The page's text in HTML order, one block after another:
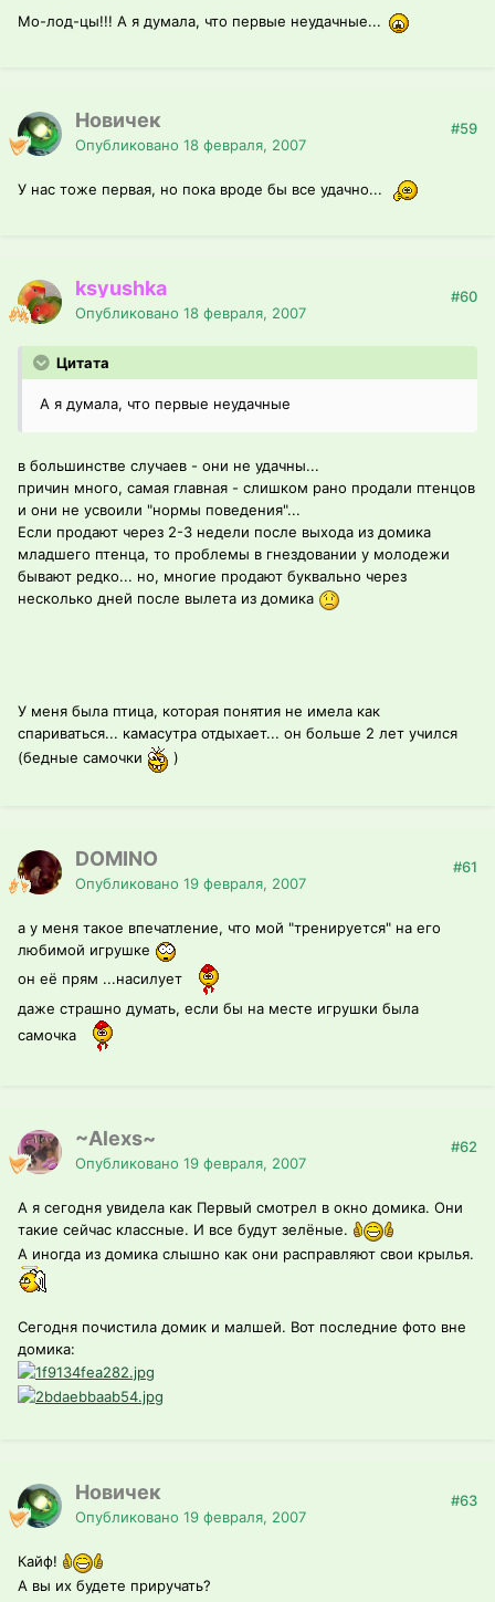
Мо-лод-цы!!! А я думала, что первые неудачные...
Новичек
Опубликовано 18 февраля, 2007
#59
У нас тоже первая, но пока вроде бы все удачно...
ksyushka
Опубликовано 18 февраля, 2007
#60
Цитата
А я думала, что первые неудачные
в большинстве случаев - они не удачны...
причин много, самая главная - слишком рано продали птенцов
и они не усвоили "нормы поведения"...
Если продают через 2-3 недели после выхода из домика
младшего птенца, то проблемы в гнездовании у молодежи
бывают редко... но, многие продают буквально через
несколько дней после вылета из домика
У меня была птица, которая понятия не имела как
спариваться... камасутра отдыхает... он больше 2 лет учился
(бедные самочки
)
DOMINO
Опубликовано 19 февраля, 2007
#61
а у меня такое впечатление, что мой "тренируется" на его
любимой игрушке
он её прям ...насилует
даже страшно думать, если бы на месте игрушки была
самочка
~Alexs~
Опубликовано 19 февраля, 2007
#62
А я сегодня увидела как Первый смотрел в окно домика. Они
такие сейчас классные. И все будут зелёные.
А иногда из домика слышно как они расправляют свои крылья.
Сегодня почистила домик и малшей. Вот последние фото вне
домика:
Новичек
Опубликовано 19 февраля, 2007
#63
Кайф!
А вы их будете приручать?